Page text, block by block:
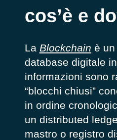
cos’è e
La Blockchain è
database digitale
informazioni sono
“blocchi chiusi”
in ordine
un distributed
mastro o registro